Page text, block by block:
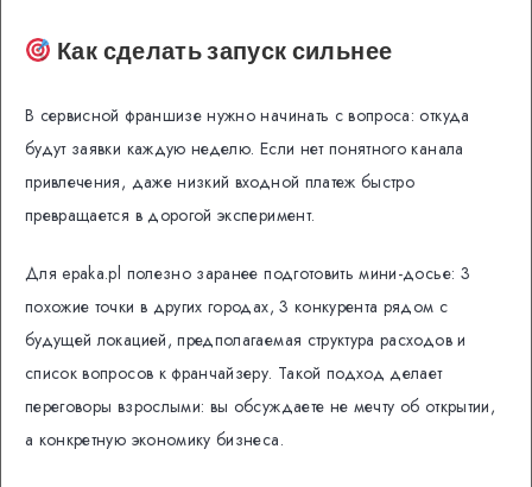
Как сделать запуск сильнее
В сервисной франшизе нужно начинать с вопроса: откуда
будут заявки каждую неделю. Если нет понятного канала
привлечения, даже низкий входной платеж быстро
превращается в дорогой эксперимент.
Для epaka.pl полезно заранее подготовить мини-досье: 3
похожие точки в других городах, 3 конкурента рядом с
будущей локацией, предполагаемая структура расходов и
список вопросов к франчайзеру. Такой подход делает
переговоры взрослыми: вы обсуждаете не мечту об открытии,
а конкретную экономику бизнеса.